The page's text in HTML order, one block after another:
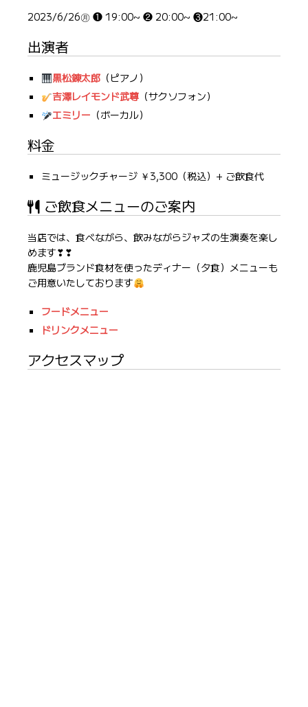
2023/6/26㊊ ❶ 19:00~ ❷ 20:00~ ❸21:00~
出演者
黒松錬太郎（ピアノ）
吉澤レイモンド武尊（サクソフォン）
エミリー （ボーカル）
料金
ミュージックチャージ ￥3,300（税込）+ ご飲食代
ご飲食メニューのご案内
当店では、食べながら、飲みながらジャズの生演奏を楽し
めます❣❣
鹿児島ブランド食材を使ったディナー（夕食）メニューも
ご用意いたしております
フードメニュー
ドリンクメニュー
アクセスマップ